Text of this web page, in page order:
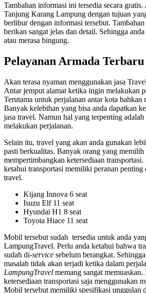
Tambahan informasi ini tersedia secara
Tanjung Karang Lampung dengan tujuan
berlibur dengan informasi tersebut.
berikan sangat jelas dan detail. Sehingga
atau merasa bingung.
Pelayanan Armada Terbaru
Akan terasa nyaman menggunakan jasa
Antar jemput alamat ketika ingin melakukan
Terutama untuk perjalanan antar kota bahkan
Banyak kelebihan yang bisa anda dapatkan
jasa travel. Namun hal yang terpenting adalah
melakukan perjalanan.
Selain itu, travel yang akan anda gunakan
pasti berkualitas. Banyak orang yang memilih
mempertimbangkan ketersediaan transportasi.
ketahui transportasi memiliki peranan penting
travel.
Kijang Innova 6 seat
Isuzu Elf 11 seat
Hyundai H1 8 seat
Toyota Hiace 11 seat
Mobil tersebut sudah tersedia untuk anda
LampungTravel. Perlu anda ketahui bahwa
sudah di-service sebelum berangkat.
masalah tidak akan terjadi ketika dalam
LampungTravel memang sangat
ketersediaan transportasi saja menggunakan
Mobil tersebut memiliki spesifikasi unggulan